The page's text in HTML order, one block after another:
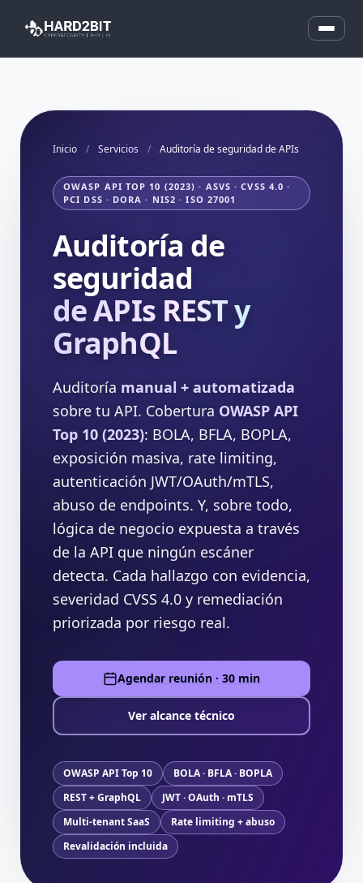
Inicio / Servicios / Auditoría de seguridad de APIs
OWASP API TOP 10 (2023) · ASVS · CVSS 4.0 ·
PCI DSS · DORA · NIS2 · ISO 27001
Auditoría de
seguridad
de APIs REST y
GraphQL
Auditoría manual + automatizada
sobre tu API. Cobertura OWASP API
Top 10 (2023): BOLA, BFLA, BOPLA,
exposición masiva, rate limiting,
autenticación JWT/OAuth/mTLS,
abuso de endpoints. Y, sobre todo,
lógica de negocio expuesta a través
de la API que ningún escáner
detecta. Cada hallazgo con evidencia,
severidad CVSS 4.0 y remediación
priorizada por riesgo real.
Agendar reunión · 30 min
Ver alcance técnico
OWASP API Top 10
BOLA · BFLA · BOPLA
REST + GraphQL
JWT · OAuth · mTLS
Multi-tenant SaaS
Rate limiting + abuso
Revalidación incluida